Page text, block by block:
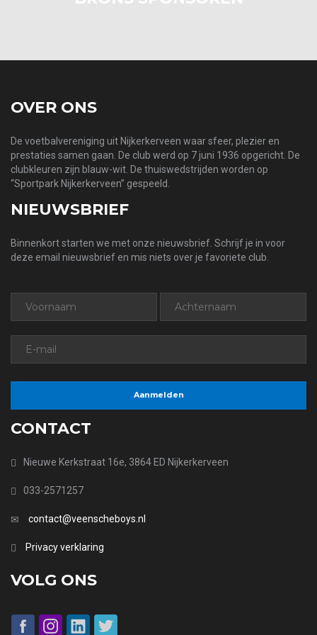
OVER ONS
De voetbalvereniging uit Nijkerkerveen waar sfeer, plezier en
prestaties samen gaan. De club werd op 7 juni 1936 opgericht. De
clubkleuren zijn blauw-wit. De thuiswedstrijden worden op
“Sportpark Nijkerkerveen” gespeeld.
NIEUWSBRIEF
Binnenkort starten we met onze nieuwsbrief. Schrijf je in voor
deze email nieuwsbrief en mis niets over je favoriete club.
CONTACT
Nieuwe Kerkstraat 16e, 3864 ED Nijkerkerveen
033-2571257
contact@veenscheboys.nl
Privacy verklaring
VOLG ONS